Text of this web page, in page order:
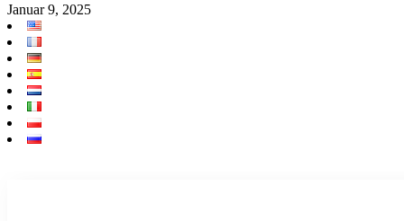
Januar 9, 2025